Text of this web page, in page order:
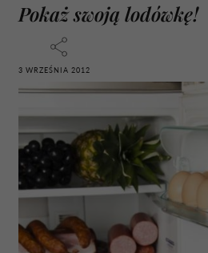
Pokaż swoją lodówkę!
3 WRZEŚNIA 2012